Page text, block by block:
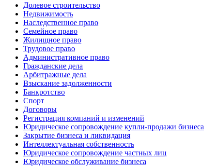
Долевое строительство
Недвижимость
Наследственное право
Семейное право
Жилищное право
Трудовое право
Административное право
Гражданские дела
Арбитражные дела
Взыскание задолженности
Банкротство
Спорт
Договоры
Регистрация компаний и изменений
Юридическое сопровождение купли-продажи бизнеса
Закрытие бизнеса и ликвидация
Интеллектуальная собственность
Юридическое сопровождение частных лиц
Юридическое обслуживание бизнеса